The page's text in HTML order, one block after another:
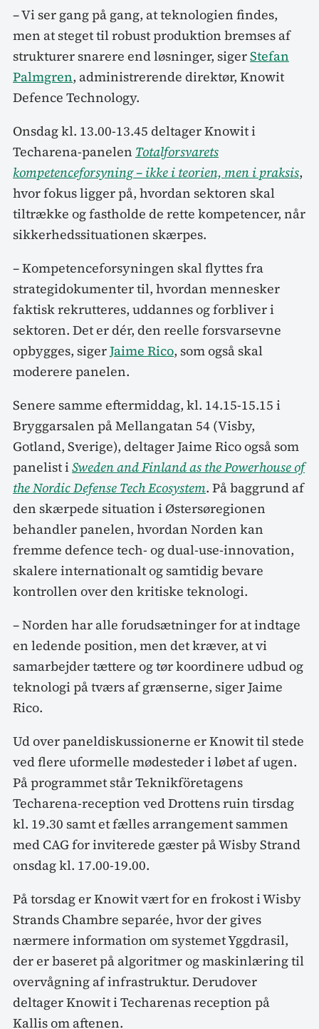
– Vi ser gang på gang, at teknologien findes,
men at steget til robust produktion bremses af
strukturer snarere end løsninger, sigerStefan
Palmgren, administrerende direktør, Knowit
Defence Technology.
Onsdag kl. 13.00-13.45 deltager Knowit i
Techarena-panelen Totalforsvarets
kompetenceforsyning – ikke i teorien, men i praksis,
hvor fokus ligger på, hvordan sektoren skal
tiltrække og fastholde de rette kompetencer, når
sikkerhedssituationen skærpes.
– Kompetenceforsyningen skal flyttes fra
strategidokumenter til, hvordan mennesker
faktisk rekrutteres, uddannes og forbliver i
sektoren. Det er dér, den reelle forsvarsevne
opbygges, sigerJaime Rico, som også skal
moderere panelen.
Senere samme eftermiddag, kl. 14.15-15.15 i
Bryggarsalen på Mellangatan 54 (Visby,
Gotland, Sverige), deltager Jaime Rico også som
panelist iSweden and Finland as the Powerhouse of
the Nordic Defense Tech Ecosystem. På baggrund af
den skærpede situation i Østersøregionen
behandler panelen, hvordan Norden kan
fremme defence tech- og dual-use-innovation,
skalere internationalt og samtidig bevare
kontrollen over den kritiske teknologi.
– Norden har alle forudsætninger for at indtage
en ledende position, men det kræver, at vi
samarbejder tættere og tør koordinere udbud og
teknologi på tværs af grænserne, siger Jaime
Rico.
Ud over paneldiskussionerne er Knowit til stede
ved flere uformelle mødesteder i løbet af ugen.
På programmet står Teknikföretagens
Techarena-reception ved Drottens ruin tirsdag
kl. 19.30 samt et fælles arrangement sammen
med CAG for inviterede gæster på Wisby Strand
onsdag kl. 17.00-19.00.
På torsdag er Knowit vært for en frokost i Wisby
Strands Chambre separée, hvor der gives
nærmere information om systemet Yggdrasil,
der er baseret på algoritmer og maskinlæring til
overvågning af infrastruktur. Derudover
deltager Knowit i Techarenas reception på
Kallis om aftenen.